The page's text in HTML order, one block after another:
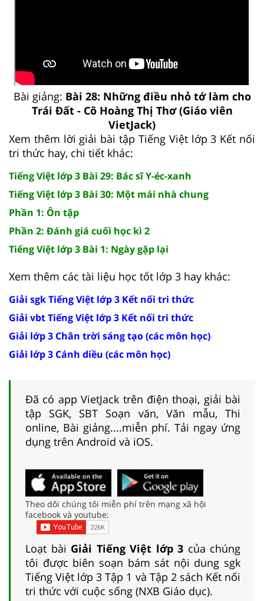
Bài giảng: Bài 28: Những điều nhỏ tớ làm cho
Trái Đất - Cô Hoàng Thị Thơ (Giáo viên
VietJack)
Xem thêm lời giải bài tập Tiếng Việt lớp 3 Kết nối
tri thức hay, chi tiết khác:
Tiếng Việt lớp 3 Bài 29: Bác sĩ Y-éc-xanh
Tiếng Việt lớp 3 Bài 30: Một mái nhà chung
Phần 1: Ôn tập
Phần 2: Đánh giá cuối học kì 2
Tiếng Việt lớp 3 Bài 1: Ngày gặp lại
Xem thêm các tài liệu học tốt lớp 3 hay khác:
Giải sgk Tiếng Việt lớp 3 Kết nối tri thức
Giải vbt Tiếng Việt lớp 3 Kết nối tri thức
Giải lớp 3 Chân trời sáng tạo (các môn học)
Giải lớp 3 Cánh diều (các môn học)
Đã có app VietJack trên điện thoại, giải bài
tập SGK, SBT Soạn văn, Văn mẫu, Thi
online, Bài giảng....miễn phí. Tải ngay ứng
dụng trên Android và iOS.
Theo dõi chúng tôi miễn phí trên mạng xã hội
facebook và youtube:
Loạt bài Giải Tiếng Việt lớp 3 của chúng
tôi được biên soạn bám sát nội dung sgk
Tiếng Việt lớp 3 Tập 1 và Tập 2 sách Kết nối
tri thức với cuộc sống (NXB Giáo dục).